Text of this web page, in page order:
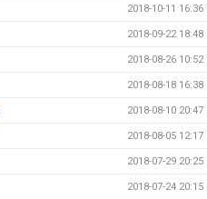
2018-10-11 16:36
2018-09-22 18:48
2018-08-26 10:52
2018-08-18 16:38
2018-08-10 20:47
2018-08-05 12:17
2018-07-29 20:25
2018-07-24 20:15